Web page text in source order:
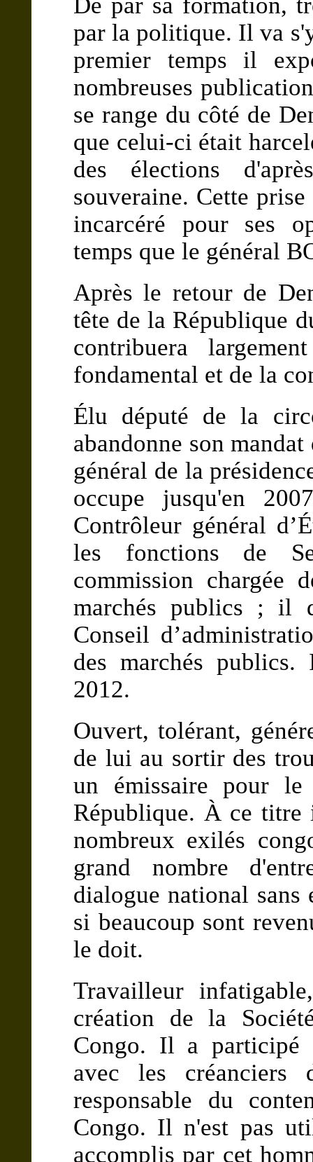
par la politique. Il va
premier temps il
nombreuses
se range du côté de
que celui-ci était
des élections
souveraine. Cette
incarcéré pour ses
temps que le général
Après le retour de
tête de la République
contribuera
fondamental et de la
Élu député de la
abandonne son
général de la
occupe jusqu'en
Contrôleur général
les fonctions de
commission chargée
marchés publics ; il
Conseil
des marchés
2012.
Ouvert, tolérant,
de lui au sortir des
un émissaire pour
République. À ce titre
nombreux exilés
grand nombre
dialogue national sans
si beaucoup sont
le doit.
Travailleur
création de la
Congo. Il a participé
avec les
responsable du
Congo. Il n'est pas
accomplis par cet